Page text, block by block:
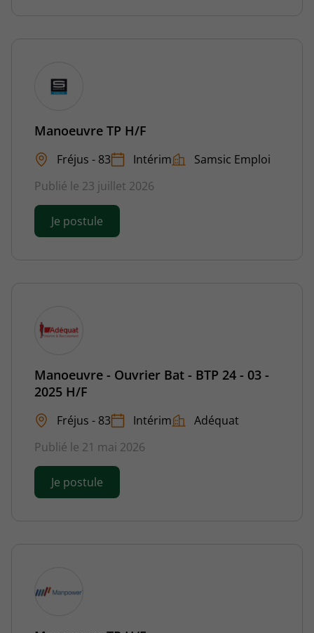
Manoeuvre TP H/F
Fréjus - 83 Intérim
Samsic Emploi
Publié le 23 juillet 2026
Je postule
Manoeuvre - Ouvrier Bat - BTP 24 - 03 -
2025 H/F
Fréjus - 83 Intérim
Adéquat
Publié le 21 mai 2026
Je postule